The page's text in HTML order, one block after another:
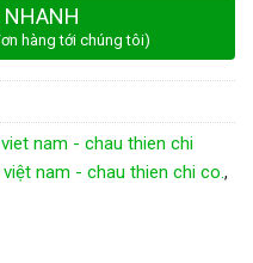
NHANH
hàng tới chúng tôi)
nam - chau thien chi
nam - chau thien chi co.,